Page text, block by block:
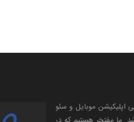
اپلیکیشن موبایل و سئو